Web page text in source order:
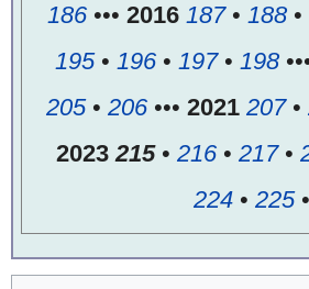
186••• 2016 187• 188•
195• 196• 197• 198
205• 206••• 2021 207•
2023 215• 216• 217•
224• 225